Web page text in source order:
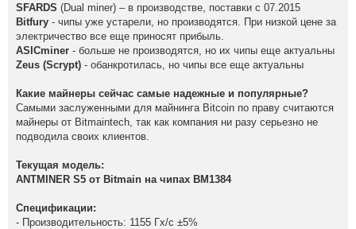
SFARDS (Dual miner) – в производстве, поставки с 07.2015
Bitfury - чипы уже устарели, но производятся. При низкой цене за
электричество все еще приносят прибыль.
ASICminer - больше не производятся, но их чипы еще актуальны
Zeus (Scrypt) - обанкротилась, но чипы все еще актуальны
Какие майнеры сейчас самые надежные и популярные?
Самыми заслуженными для майнинга Bitcoin по праву считаются
майнеры от Bitmaintech, так как компания ни разу серьезно не
подводила своих клиентов.
Текущая модель:
ANTMINER S5 от Bitmain на чипах BM1384
Спецификации:
- Производительность: 1155 Гх/с ±5%